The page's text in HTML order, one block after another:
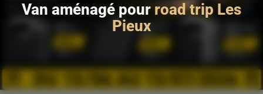
Van aménagé pour road trip Les
Pieux